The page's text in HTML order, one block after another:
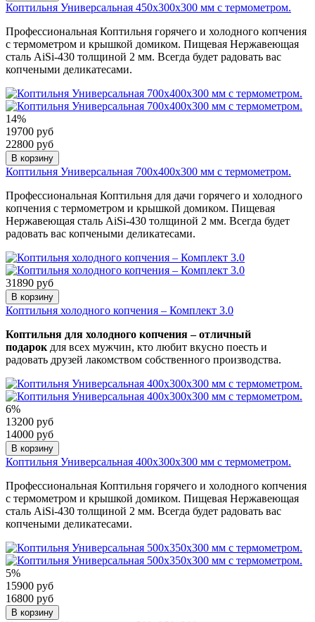
Коптильня Универсальная 450х300х300 мм с термометром.
Профессиональная Коптильня горячего и холодного копчения
с термометром и крышкой домиком. Пищевая Нержавеющая
сталь AiSi-430 толщиной 2 мм. Всегда будет радовать вас
копчеными деликатесами.
14%
19700 руб
22800 руб
В корзину
Коптильня Универсальная 700х400х300 мм с термометром.
Профессиональная Коптильня для дачи горячего и холодного
копчения с термометром и крышкой домиком. Пищевая
Нержавеющая сталь AiSi-430 толщиной 2 мм. Всегда будет
радовать вас копчеными деликатесами.
31890 руб
В корзину
Коптильня холодного копчения – Комплект 3.0
Коптильня для холодного копчения – отличный
подарок для всех мужчин, кто любит вкусно поесть и
радовать друзей лакомством собственного производства.
6%
13200 руб
14000 руб
В корзину
Коптильня Универсальная 400х300х300 мм с термометром.
Профессиональная Коптильня горячего и холодного копчения
с термометром и крышкой домиком. Пищевая Нержавеющая
сталь AiSi-430 толщиной 2 мм. Всегда будет радовать вас
копчеными деликатесами.
5%
15900 руб
16800 руб
В корзину